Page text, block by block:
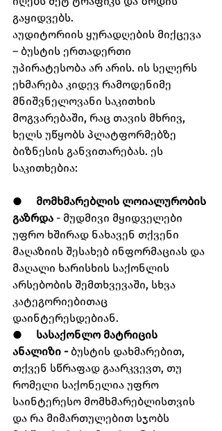
გაყიდვებს.
აუდიტორიის ყურადღების მიქცევა
– ბუსტის ერთადერთი
უპირატესობა არ არის. ის სელერს
ეხმარება კიდევ რამოდენიმე
მნიშვნელოვანი საკითხის
მოგვარებაში, რაც თავის მხრივ,
ხელს უწყობს პლატფორმებზე
ბიზნესის განვითარებას. ეს
საკითხებია:
● მომხმარებლის ლოიალურობის
გაზრდა - მუდმივი მყიდველები
უფრო ხშირად ნახავენ თქვენი
მაღაზიის შესახებ ინფორმაციას და
მაღალი ხარისხის საქონლის
არსებობის შემთხვევაში, სხვა
კატეგორიებითაც
დაინტერესდებიან.
● სასაქონლო მატრიცის
ანალიზი - ბუსტის დახმარებით,
თქვენ სწრაფად გაარკვევთ, თუ
რომელი საქონელია უფრო
საინტერესო მომხმარებლისთვის
და რა მიმართულებით სჯობს